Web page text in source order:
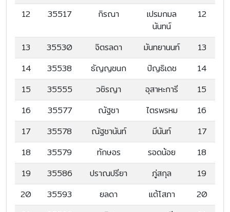
12
35517 กิรณา
เปรมกมล
นันทน์
12
13 35530 จิตรลดา มันทยานนท์
13
14
35538 ธัญญชนก ปัญธิเดช
14
15
35555 วชิรญา อุสาหะการี
15
16
35577 ณัฐชา ไตรพรหม
16
17
35578 ณัฐชานันท์ มีนันท์
17
18
35579 ทักษอร รอดน้อย
18
19
35586 ปราณปรียา ภู่สกุล
19
20
35593 ยลดา แต้โสภา
20